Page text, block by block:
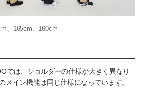
、165cm、160cm
では、ショルダーの仕様が大きく異なり
メイン機能は同じ仕様になっています。